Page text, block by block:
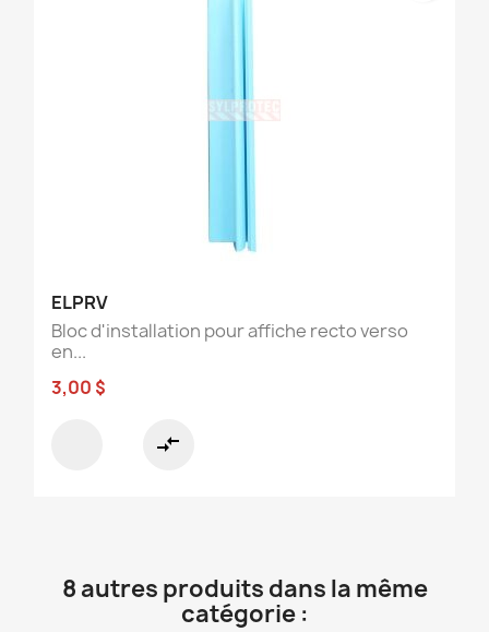
ELPRV
Bloc d'installation pour affiche recto verso
en...
3,00 $
compare_arrows
8 autres produits dans la même
catégorie :